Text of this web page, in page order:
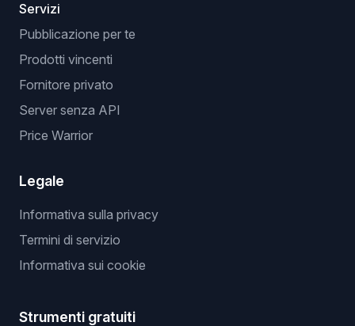
Servizi
Pubblicazione per te
Prodotti vincenti
Fornitore privato
Server senza API
Price Warrior
Legale
Informativa sulla privacy
Termini di servizio
Informativa sui cookie
Strumenti gratuiti